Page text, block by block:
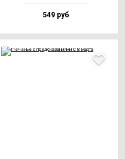
549 руб